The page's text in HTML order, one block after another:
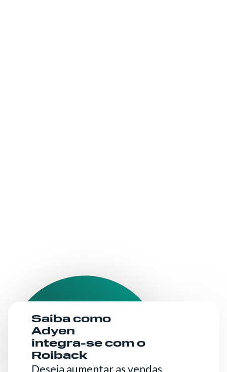
Saiba como
Adyen
integra-se com o
Roiback
Deseja aumentar as vendas